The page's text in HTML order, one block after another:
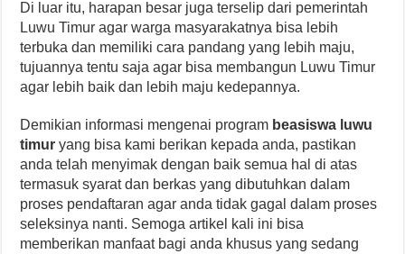
Di luar itu, harapan besar juga terselip dari pemerintah
Luwu Timur agar warga masyarakatnya bisa lebih
terbuka dan memiliki cara pandang yang lebih maju,
tujuannya tentu saja agar bisa membangun Luwu Timur
agar lebih baik dan lebih maju kedepannya.
Demikian informasi mengenai program beasiswa luwu
timur yang bisa kami berikan kepada anda, pastikan
anda telah menyimak dengan baik semua hal di atas
termasuk syarat dan berkas yang dibutuhkan dalam
proses pendaftaran agar anda tidak gagal dalam proses
seleksinya nanti. Semoga artikel kali ini bisa
memberikan manfaat bagi anda khusus yang sedang